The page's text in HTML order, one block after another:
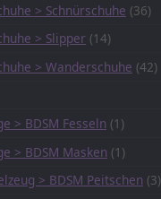
> Schnürschuhe (36)
> Slipper (14)
> Wanderschuhe (42)
> BDSM Fesseln (1)
> BDSM Masken (1)
> BDSM Peitschen (3)